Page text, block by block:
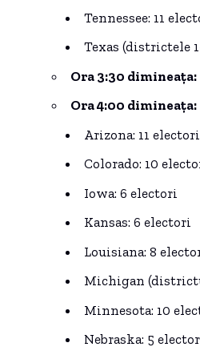
Tennessee: 11
Texas (districtele
Ora 3:30 dimineața:
Ora 4:00 dimineața:
Arizona: 11 electori
Colorado: 10
Iowa: 6 electori
Kansas: 6 electori
Louisiana: 8
Michigan
Minnesota: 10
Nebraska: 5